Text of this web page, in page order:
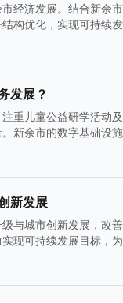
经济发展。结合新余
构优化，实现可持续
发展？
重儿童公益研学活动
新余市的数字基础
新发展
与城市创新发展，改
现可持续发展目标，